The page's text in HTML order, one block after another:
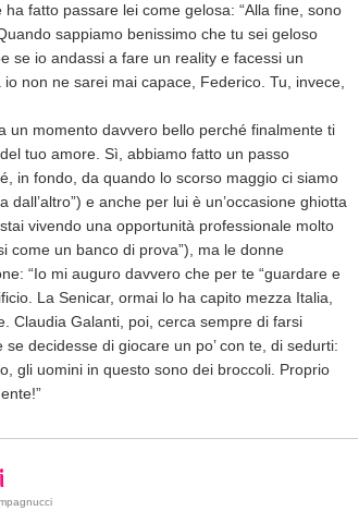
fatto passare lei come gelosa: “Alla fine, sono
sappiamo benissimo che tu sei geloso
se io andassi a fare un reality e facessi un
non ne sarei mai capace, Federico. Tu, invece,
un momento davvero bello perché finalmente ti
tuo amore. Sì, abbiamo fatto un passo
in fondo, da quando lo scorso maggio ci siamo
e anche per lui è un’occasione ghiotta
vivendo una opportunità professionale molto
come un banco di prova”), ma le donne
“Io mi auguro davvero che per te “guardare e
La Senicar, ormai lo ha capito mezza Italia,
Claudia Galanti, poi, cerca sempre di farsi
decidesse di giocare un po’ con te, di sedurti:
gli uomini in questo sono dei broccoli. Proprio